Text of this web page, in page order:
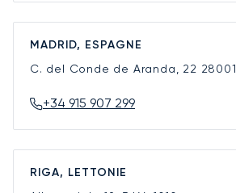
MADRID, ESPAGNE
C. del Conde de Aranda, 22 28001
+34 915 907 299
RIGA, LETTONIE